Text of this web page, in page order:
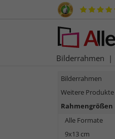
Bilderrahmen
Bilderrahmen
Weitere Produkte
Rahmengrößen
Alle Formate
9x13 cm